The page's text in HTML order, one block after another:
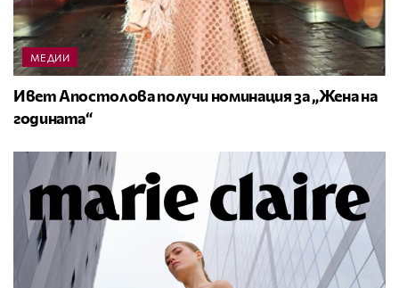
МЕДИИ
Ивет Апостолова получи номинация за „Жена на
годината“